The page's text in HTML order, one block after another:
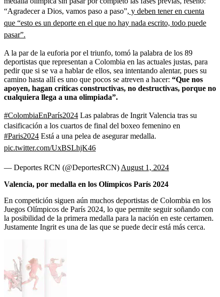
“Agradecer a Dios, vamos paso a paso”, y deben tener en cuenta
que “esto es un deporte en el que no hay nada escrito, todo puede
pasar”.
A la par de la euforia por el triunfo, tomó la palabra de los 89
deportistas que representan a Colombia en las actuales justas, para
pedir que si se va a hablar de ellos, sea intentando alentar, pues su
camino hasta allí es uno que pocos se atreven a hacer: “Que nos
apoyen, hagan críticas constructivas, no destructivas, porque no
cualquiera llega a una olimpiada”.
#ColombiaEnParís2024 Las palabras de Ingrit Valencia tras su
clasificación a los cuartos de final del boxeo femenino en
#Paris2024 Está a una pelea de asegurar medalla.
pic.twitter.com/UxBSLhjK46
— Deportes RCN (@DeportesRCN) August 1, 2024
Valencia, por medalla en los Olímpicos París 2024
En competición siguen aún muchos deportistas de Colombia en los
Juegos Olímpicos de París 2024, lo que permite seguir soñando con
la posibilidad de la primera medalla para la nación en este certamen.
Justamente Ingrit es una de las que se puede decir está más cerca.